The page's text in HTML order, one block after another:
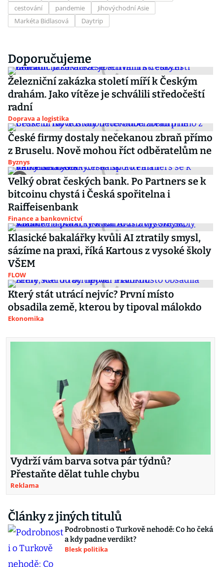
cestování
pandemie
Jihovýchodní Asie
Markéta Bidlasová
Daytrip
Doporučujeme
Železniční zakázka století míří k Českým
drahám. Jako vítěze je schválili středočeští
radní
Doprava a logistika
České firmy dostaly nečekanou zbraň přímo
z Bruselu. Nově mohou říct odběratelům ne
Byznys
Velký obrat českých bank. Po Partners se k
bitcoinu chystá i Česká spořitelna i
Raiffeisenbank
Finance a bankovnictví
Klasické bakalářky kvůli AI ztratily smysl,
sázíme na praxi, říká Kartous z vysoké školy
VŠEM
FLOW
Který stát utrácí nejvíc? První místo
obsadila země, kterou by tipoval málokdo
Ekonomika
Vydrží vám barva sotva pár týdnů?
Přestaňte dělat tuhle chybu
Reklama
Články z jiných titulů
Podrobnosti o Turkově nehodě: Co ho čeká
a kdy padne verdikt?
Blesk politika